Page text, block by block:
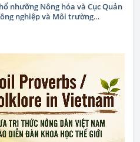
Nông hóa và Cục Quản
nghiệp và Môi trường